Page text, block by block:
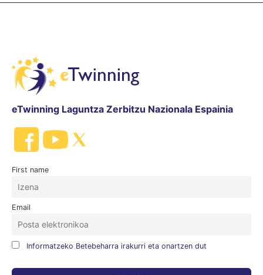
eTwinning Laguntza Zerbitzu Nazionala Espainia
First name
Email
Informatzeko Betebeharra irakurri eta onartzen dut